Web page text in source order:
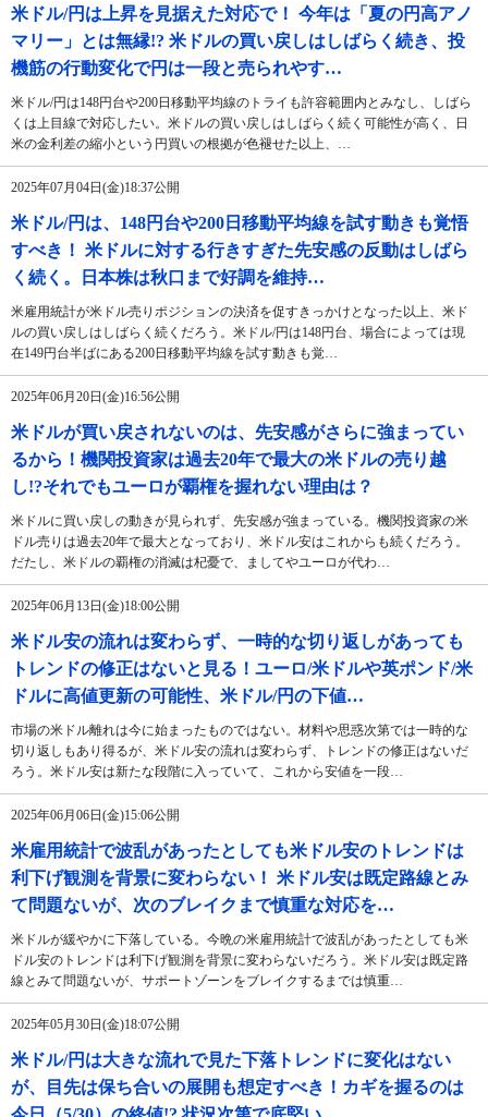
米ドル/円は上昇を見据えた対応で！ 今年は「夏の円高アノ
マリー」とは無縁!? 米ドルの買い戻しはしばらく続き、投
機筋の行動変化で円は一段と売られやす…
米ドル/円は148円台や200日移動平均線のトライも許容範囲内とみなし、しばら
くは上目線で対応したい。米ドルの買い戻しはしばらく続く可能性が高く、日
米の金利差の縮小という円買いの根拠が色褪せた以上、…
2025年07月04日(金)18:37公開
米ドル/円は、148円台や200日移動平均線を試す動きも覚悟
すべき！ 米ドルに対する行きすぎた先安感の反動はしばら
く続く。日本株は秋口まで好調を維持…
米雇用統計が米ドル売りポジションの決済を促すきっかけとなった以上、米ド
ルの買い戻しはしばらく続くだろう。米ドル/円は148円台、場合によっては現
在149円台半ばにある200日移動平均線を試す動きも覚…
2025年06月20日(金)16:56公開
米ドルが買い戻されないのは、先安感がさらに強まってい
るから！機関投資家は過去20年で最大の米ドルの売り越
し!?それでもユーロが覇権を握れない理由は？
米ドルに買い戻しの動きが見られず、先安感が強まっている。機関投資家の米
ドル売りは過去20年で最大となっており、米ドル安はこれからも続くだろう。
だたし、米ドルの覇権の消滅は杞憂で、ましてやユーロが代わ…
2025年06月13日(金)18:00公開
米ドル安の流れは変わらず、一時的な切り返しがあっても
トレンドの修正はないと見る！ユーロ/米ドルや英ポンド/米
ドルに高値更新の可能性、米ドル/円の下値…
市場の米ドル離れは今に始まったものではない。材料や思惑次第では一時的な
切り返しもあり得るが、米ドル安の流れは変わらず、トレンドの修正はないだ
ろう。米ドル安は新たな段階に入っていて、これから安値を一段…
2025年06月06日(金)15:06公開
米雇用統計で波乱があったとしても米ドル安のトレンドは
利下げ観測を背景に変わらない！ 米ドル安は既定路線とみ
て問題ないが、次のブレイクまで慎重な対応を…
米ドルが緩やかに下落している。今晩の米雇用統計で波乱があったとしても米
ドル安のトレンドは利下げ観測を背景に変わらないだろう。米ドル安は既定路
線とみて問題ないが、サポートゾーンをブレイクするまでは慎重…
2025年05月30日(金)18:07公開
米ドル/円は大きな流れで見た下落トレンドに変化はない
が、目先は保ち合いの展開も想定すべき！カギを握るのは